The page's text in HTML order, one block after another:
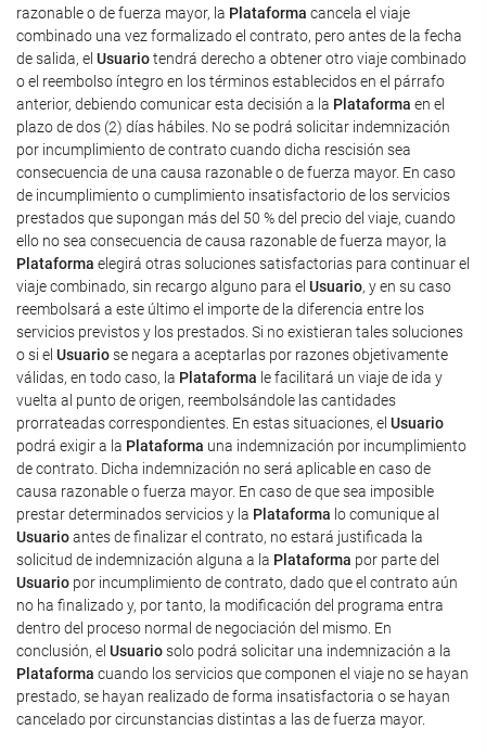
razonable o de fuerza mayor, la Plataforma cancela el viaje
combinado una vez formalizado el contrato, pero antes de la fecha
de salida, el Usuariotendrá derecho a obtener otro viaje combinado
o el reembolso íntegro en los términos establecidos en el párrafo
anterior, debiendo comunicar esta decisión a la Plataforma en el
plazo de dos (2) días hábiles. No se podrá solicitar indemnización
por incumplimiento de contrato cuando dicha rescisión sea
consecuencia de una causa razonable o de fuerza mayor. En caso
de incumplimiento o cumplimiento insatisfactorio de los servicios
prestados que supongan más del 50 % del precio del viaje, cuando
ello no sea consecuencia de causa razonable de fuerza mayor, la
Plataforma elegirá otras soluciones satisfactorias para continuar el
viaje combinado, sin recargo alguno para el Usuario, y en su caso
reembolsará a este último el importe de la diferencia entre los
servicios previstos y los prestados. Si no existieran tales soluciones
o si el Usuariose negara a aceptarlas por razones objetivamente
válidas, en todo caso, la Plataforma le facilitará un viaje de ida y
vuelta al punto de origen, reembolsándole las cantidades
prorrateadas correspondientes. En estas situaciones, el Usuario
podrá exigir a la Plataforma una indemnización por incumplimiento
de contrato. Dicha indemnización no será aplicable en caso de
causa razonable o fuerza mayor. En caso de que sea imposible
prestar determinados servicios y la Plataforma lo comunique al
Usuarioantes de finalizar el contrato, no estará justificada la
solicitud de indemnización alguna a la Plataforma por parte del
Usuario por incumplimiento de contrato, dado que el contrato aún
no ha finalizado y, por tanto, la modificación del programa entra
dentro del proceso normal de negociación del mismo. En
conclusión, el Usuariosolo podrá solicitar una indemnización a la
Plataforma cuando los servicios que componen el viaje no se hayan
prestado, se hayan realizado de forma insatisfactoria o se hayan
cancelado por circunstancias distintas a las de fuerza mayor.